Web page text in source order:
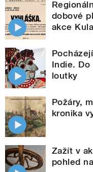
dobové
akce
Indie. Do
loutky
Požáry,
kronika
Zažít v
pohled